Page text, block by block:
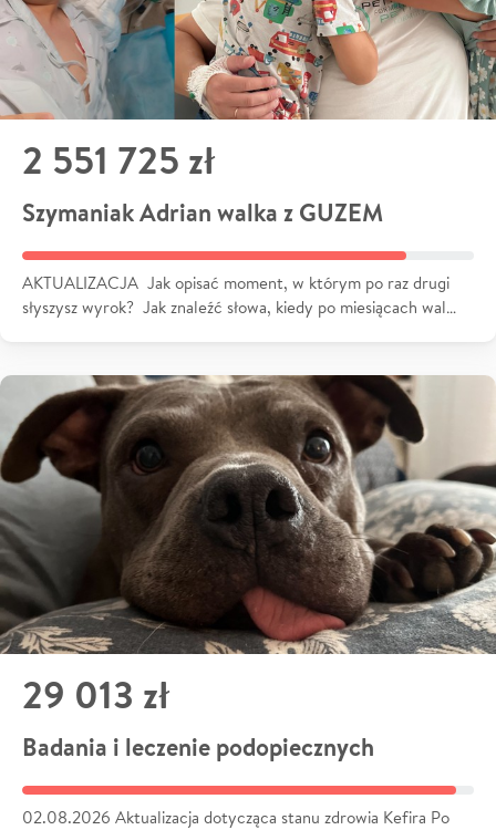
2 551 725 zł
Szymaniak Adrian walka z GUZEM
AKTUALIZACJA Jak opisać moment, w którym po raz drugi
słyszysz wyrok? Jak znaleźć słowa, kiedy po miesiącach wal…
29 013 zł
Badania i leczenie podopiecznych
02.08.2026 Aktualizacja dotycząca stanu zdrowia Kefira Po